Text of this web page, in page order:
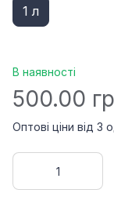
1 л
В наявності
500.00
Оптові ціни від 3